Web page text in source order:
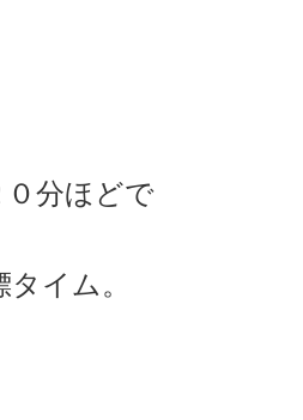
０分ほどで
イム。